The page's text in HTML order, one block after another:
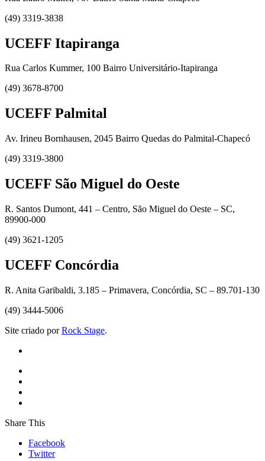
(49) 3319-3838
UCEFF Itapiranga
Rua Carlos Kummer, 100 Bairro Universitário-Itapiranga
(49) 3678-8700
UCEFF Palmital
Av. Irineu Bornhausen, 2045 Bairro Quedas do Palmital-Chapecó
(49) 3319-3800
UCEFF São Miguel do Oeste
R. Santos Dumont, 441 – Centro, São Miguel do Oeste – SC,
89900-000
(49) 3621-1205
UCEFF Concórdia
R. Anita Garibaldi, 3.185 – Primavera, Concórdia, SC – 89.701-130
(49) 3444-5006
Site criado porRock Stage.
Share This
Facebook
Twitter